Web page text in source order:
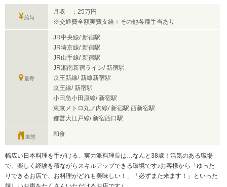
給与
月収 ：25万円
※交通費全額実費支給＋その他各種手当あり
最寄
JR中央線/ 新宿駅
JR埼京線/ 新宿駅
JR山手線/ 新宿駅
JR湘南新宿ライン/ 新宿駅
京王新線/ 新線新宿駅
京王線/ 新宿駅
小田急小田原線/ 新宿駅
東京メトロ丸ノ内線/ 新宿駅 西新宿駅
都営大江戸線/ 新宿西口駅
業態 和食
幅広い日本料理を手がける、実力派料理長は…なんと38歳！活気のある職場
で、楽しく経験を積ながらスキルアップできる環境です♪お客様から「ゆった
りできるお店で、お料理がどれも美味しい！」「必ずまた来ます！」といった